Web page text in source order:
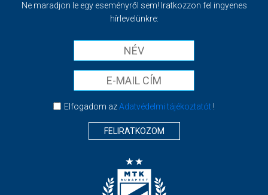
Ne maradjon le egy eseményről sem! Iratkozzon fel ingyenes
hírlevelünkre:
Elfogadom azAdatvédelmi tájékoztatót!
FELIRATKOZOM